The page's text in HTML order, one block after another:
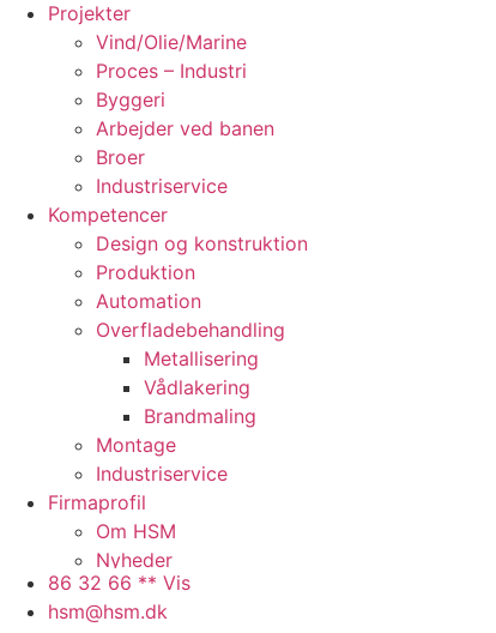
Projekter
Vind/Olie/Marine
Proces – Industri
Byggeri
Arbejder ved banen
Broer
Industriservice
Kompetencer
Design og konstruktion
Produktion
Automation
Overfladebehandling
Metallisering
Vådlakering
Brandmaling
Montage
Industriservice
Firmaprofil
Om HSM
Nyheder
Presse
Arbejdspladsen
86 32 66 ** Vis
hsm@hsm.dk